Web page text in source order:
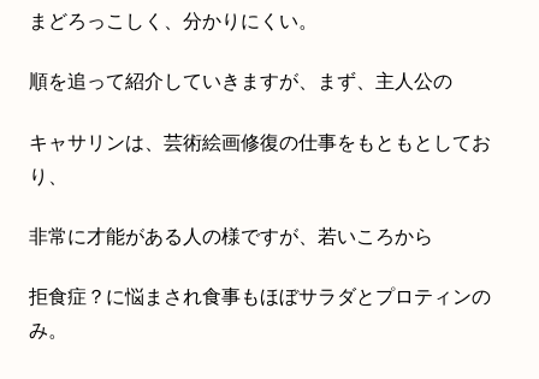
まどろっこしく、分かりにくい。
順を追って紹介していきますが、まず、主人公の
キャサリンは、芸術絵画修復の仕事をもともとしてお
り、
非常に才能がある人の様ですが、若いころから
拒食症？に悩まされ食事もほぼサラダとプロティンの
み。